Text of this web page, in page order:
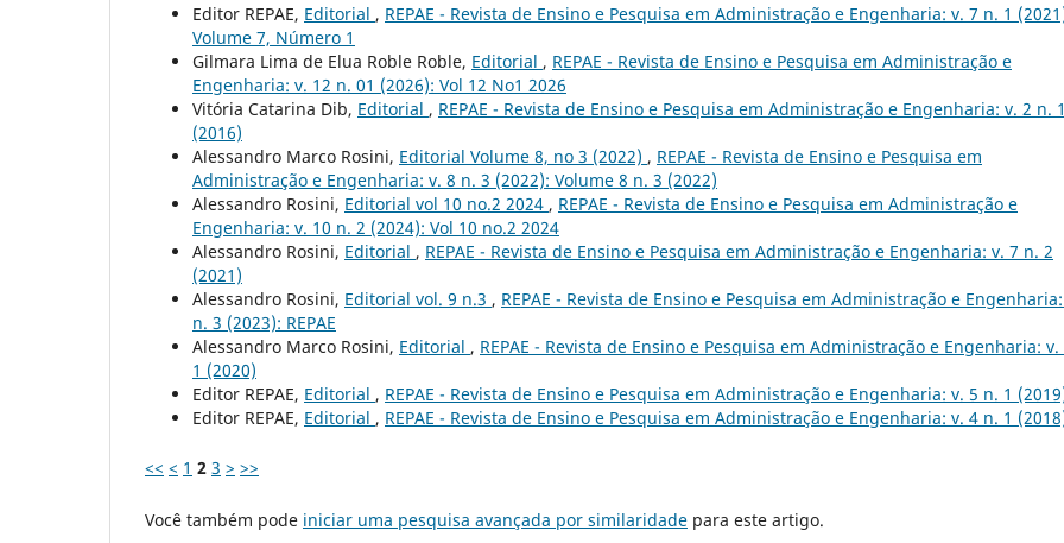
Editor REPAE, Editorial , REPAE - Revista de Ensino e Pesquisa em Administração e Engenharia: v. 7 n. 1
Volume 7, Número 1
Gilmara Lima de Elua Roble Roble, Editorial , REPAE - Revista de Ensino e Pesquisa em Administração e
Engenharia: v. 12 n. 01 (2026): Vol 12 No1 2026
Vitória Catarina Dib, Editorial , REPAE - Revista de Ensino e Pesquisa em Administração e Engenharia: v. 2 n. 1
(2016)
Alessandro Marco Rosini, Editorial Volume 8, no 3 (2022) , REPAE - Revista de Ensino e Pesquisa em
Administração e Engenharia: v. 8 n. 3 (2022): Volume 8 n. 3 (2022)
Alessandro Rosini, Editorial vol 10 no.2 2024 , REPAE - Revista de Ensino e Pesquisa em Administração e
Engenharia: v. 10 n. 2 (2024): Vol 10 no.2 2024
Alessandro Rosini, Editorial , REPAE - Revista de Ensino e Pesquisa em Administração e Engenharia: v. 7 n. 2
(2021)
Alessandro Rosini, Editorial vol. 9 n.3 , REPAE - Revista de Ensino e Pesquisa em Administração e
n. 3 (2023): REPAE
Alessandro Marco Rosini, Editorial , REPAE - Revista de Ensino e Pesquisa em Administração e Engenharia: v.
1 (2020)
Editor REPAE, Editorial , REPAE - Revista de Ensino e Pesquisa em Administração e Engenharia: v. 5 n. 1
Editor REPAE, Editorial , REPAE - Revista de Ensino e Pesquisa em Administração e Engenharia: v. 4 n. 1
<< < 1 2 3 > >>
Você também pode iniciar uma pesquisa avançada por similaridade para este artigo.